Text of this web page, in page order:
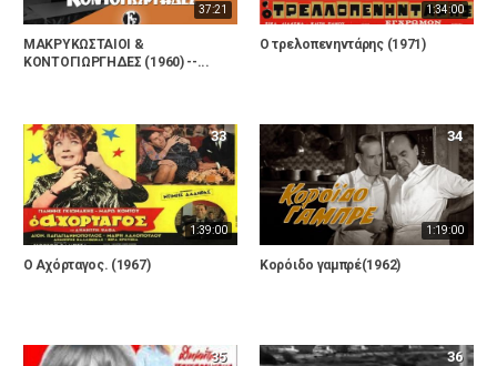
37:21
ΜΑΚΡΥΚΩΣΤΑΙΟΙ &
ΚΟΝΤΟΓΙΩΡΓΗΔΕΣ (1960) --...
1:34:00
Ο τρελοπενηντάρης (1971)
1:39:00
33
Ο Αχόρταγος. (1967)
1:19:00
34
Κορόιδο γαμπρέ(1962)
35 36